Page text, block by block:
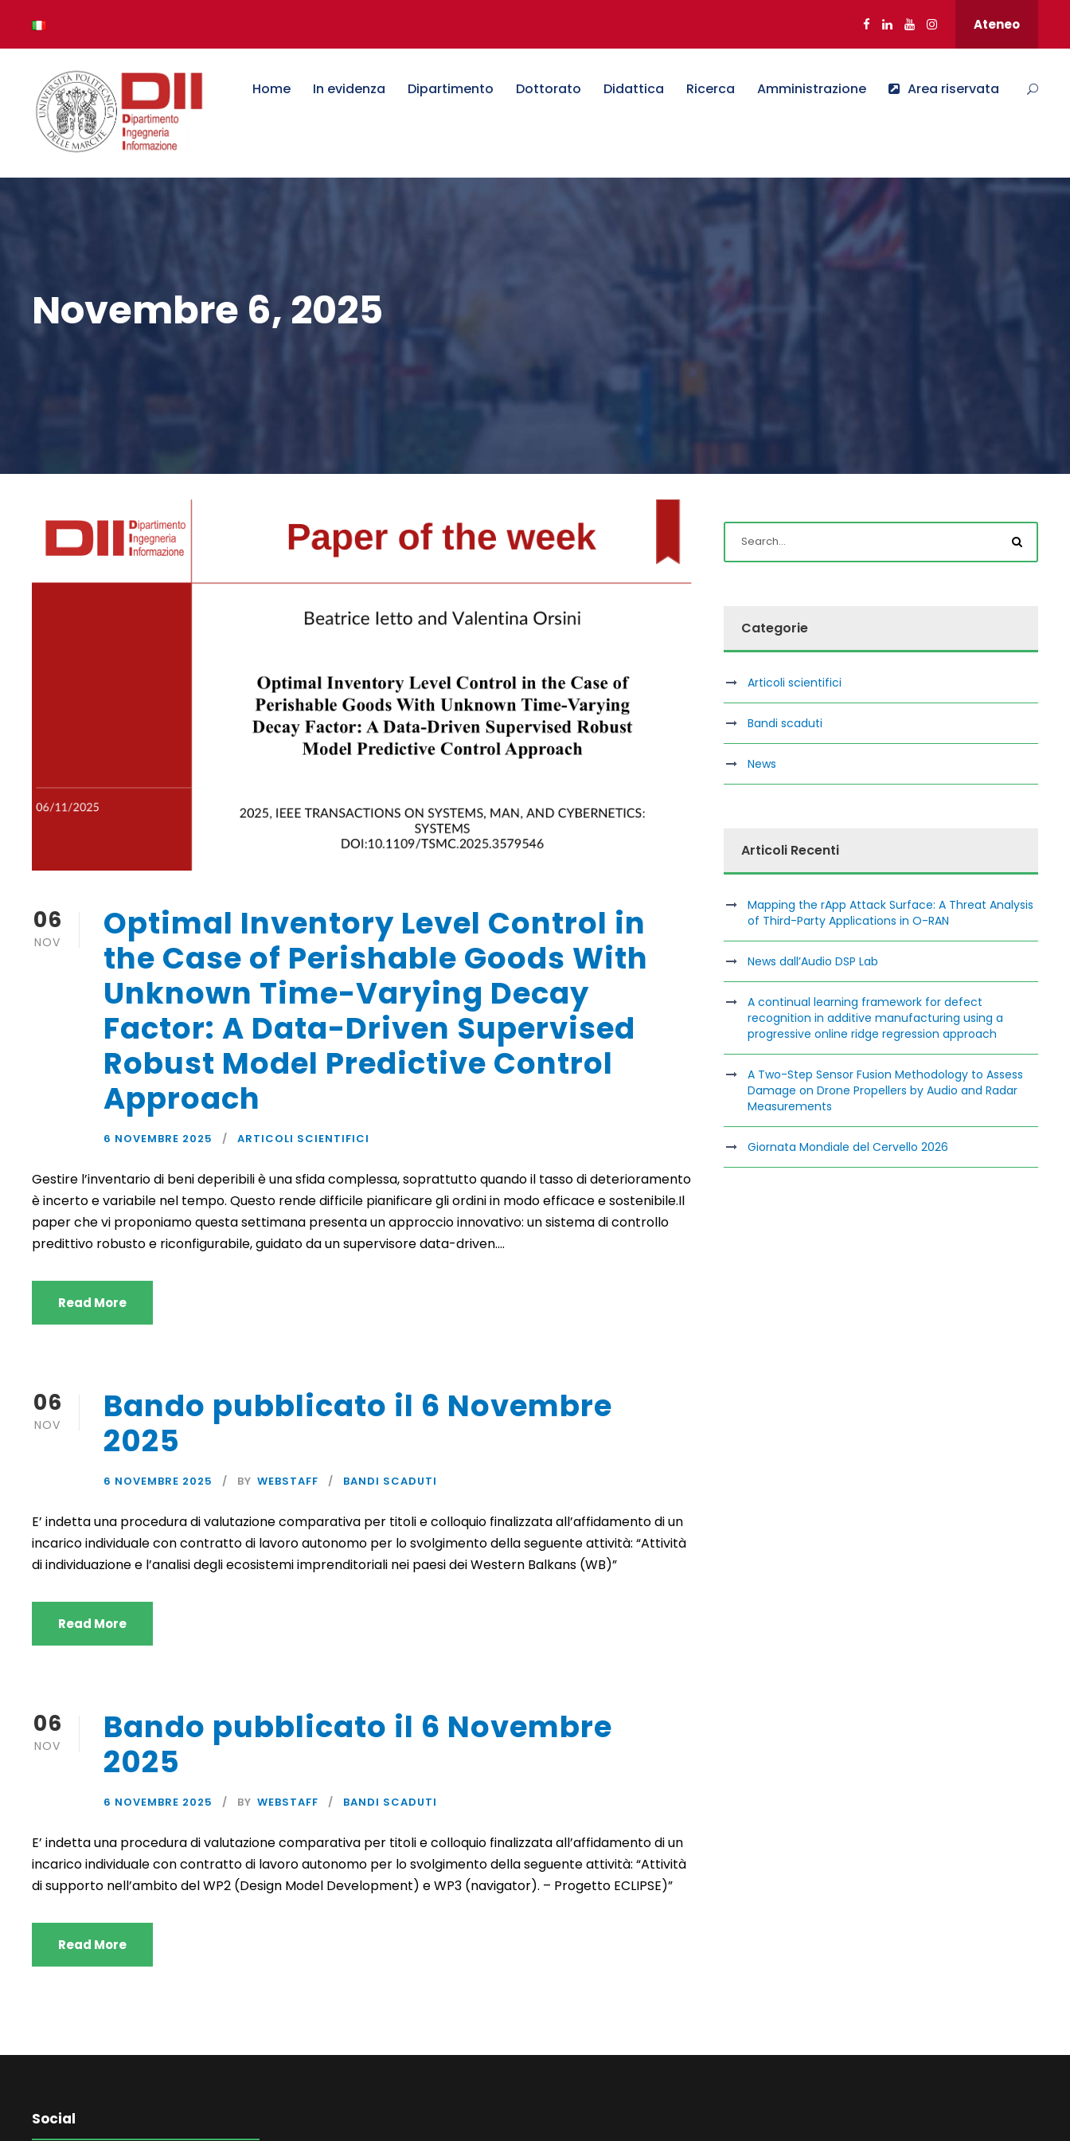
Ateneo
Home In evidenza Dipartimento Dottorato Didattica Ricerca Amministrazione Area riservata
Novembre 6, 2025
06
NOV
Optimal Inventory Level Control in
the Case of Perishable Goods With
Unknown Time-Varying Decay
Factor: A Data-Driven Supervised
Robust Model Predictive Control
Approach
6 NOVEMBRE 2025 ARTICOLI SCIENTIFICI
Gestire l’inventario di beni deperibili è una sfida complessa, soprattutto quando il tasso di deterioramento
è incerto e variabile nel tempo. Questo rende difficile pianificare gli ordini in modo efficace e sostenibile.Il
paper che vi proponiamo questa settimana presenta un approccio innovativo: un sistema di controllo
predittivo robusto e riconfigurabile, guidato da un supervisore data-driven....
Read More
06
NOV
Bando pubblicato il 6 Novembre
2025
6 NOVEMBRE 2025 BY WEBSTAFF BANDI SCADUTI
E’ indetta una procedura di valutazione comparativa per titoli e colloquio finalizzata all’affidamento di un
incarico individuale con contratto di lavoro autonomo per lo svolgimento della seguente attività: “Attività
di individuazione e l’analisi degli ecosistemi imprenditoriali nei paesi dei Western Balkans (WB)”
Read More
06
NOV
Bando pubblicato il 6 Novembre
2025
6 NOVEMBRE 2025 BY WEBSTAFF BANDI SCADUTI
E’ indetta una procedura di valutazione comparativa per titoli e colloquio finalizzata all’affidamento di un
incarico individuale con contratto di lavoro autonomo per lo svolgimento della seguente attività: “Attività
di supporto nell’ambito del WP2 (Design Model Development) e WP3 (navigator). – Progetto ECLIPSE)”
Read More
Categorie
Articoli scientifici
Bandi scaduti
News
Articoli Recenti
Mapping the rApp Attack Surface: A Threat Analysis
of Third-Party Applications in O-RAN
News dall’Audio DSP Lab
A continual learning framework for defect
recognition in additive manufacturing using a
progressive online ridge regression approach
A Two-Step Sensor Fusion Methodology to Assess
Damage on Drone Propellers by Audio and Radar
Measurements
Giornata Mondiale del Cervello 2026
Social